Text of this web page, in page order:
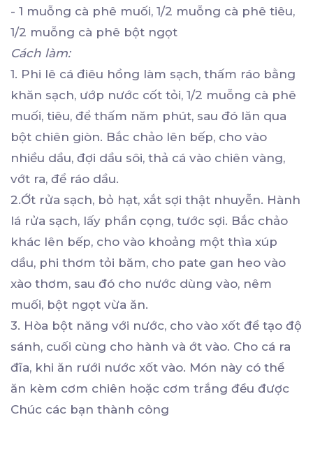
- 1 muỗng cà phê muối, 1/2 muỗng cà phê tiêu,
1/2 muỗng cà phê bột ngọt
Cách làm:
1. Phi lê cá điêu hồng làm sạch, thấm ráo bằng
khăn sạch, ướp nước cốt tỏi, 1/2 muỗng cà phê
muối, tiêu, để thấm năm phút, sau đó lăn qua
bột chiên giòn. Bắc chảo lên bếp, cho vào
nhiều dầu, đợi dầu sôi, thả cá vào chiên vàng,
vớt ra, để ráo dầu.
2.Ớt rửa sạch, bỏ hạt, xắt sợi thật nhuyễn. Hành
lá rửa sạch, lấy phần cọng, tước sợi. Bắc chảo
khác lên bếp, cho vào khoảng một thìa xúp
dầu, phi thơm tỏi băm, cho pate gan heo vào
xào thơm, sau đó cho nước dùng vào, nêm
muối, bột ngọt vừa ăn.
3. Hòa bột năng với nước, cho vào xốt để tạo độ
sánh, cuối cùng cho hành và ớt vào. Cho cá ra
đĩa, khi ăn rưới nước xốt vào. Món này có thể
ăn kèm cơm chiên hoặc cơm trắng đều được
Chúc các bạn thành công